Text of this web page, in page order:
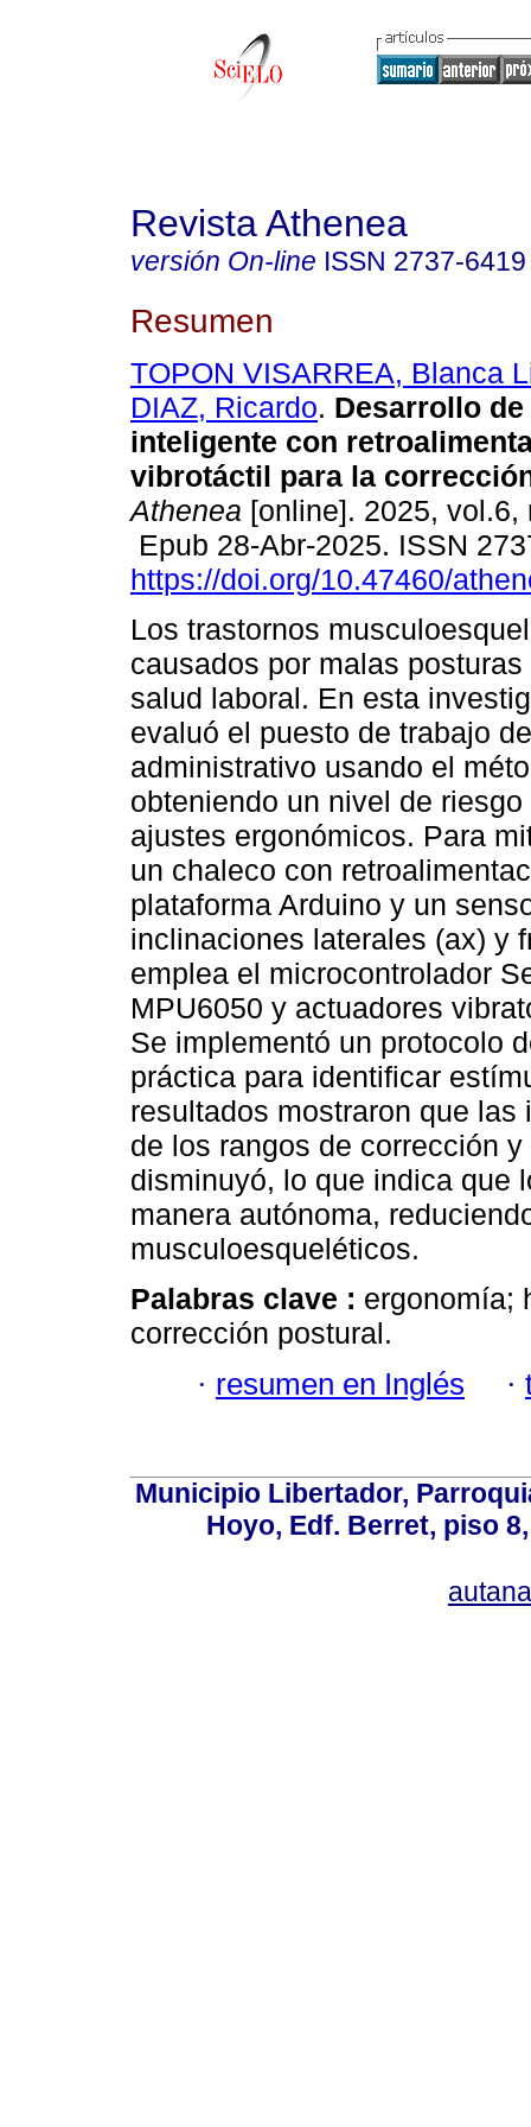
Revista Athenea
versión On-line ISSN 2737-6419
Resumen
TOPON VISARREA, Blanca
DIAZ, Ricardo. Desarrollo
inteligente con
vibrotáctil para la
Athenea [online]. 2025, vol.6,
Epub 28-Abr-2025. ISSN
https://doi.org/10.47460/
Los trastornos
causados por malas
salud laboral. En esta
evaluó el puesto de trabajo
administrativo usando el
obteniendo un nivel de
ajustes ergonómicos. Para
un chaleco con
plataforma Arduino y un
inclinaciones laterales (ax) y
emplea el microcontrolador
MPU6050 y actuadores
Se implementó un protocolo
práctica para identificar
resultados mostraron que
de los rangos de corrección
disminuyó, lo que indica que
manera autónoma,
musculoesqueléticos.
Palabras clave : ergonomía;
corrección postural.
· resumen en Inglés ·
Municipio Libertador,
Hoyo, Edf. Berret, piso